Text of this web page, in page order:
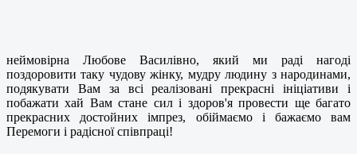
неймовірна Любове Василівно, який ми раді нагоді
поздоровити таку чудову жінку, мудру людину з народинами,
подякувати Вам за всі реалізовані прекрасні ініціативи і
побажати хай Вам стане сил і здоров'я провести ще багато
прекрасних достойних імпрез, обіймаємо і бажаємо вам
Перемоги і радісної співпраці!